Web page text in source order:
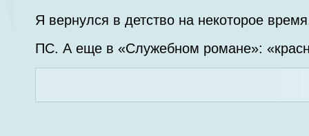
Я вернулся в детство на некоторое
ПС. А еще в «Служебном романе»: